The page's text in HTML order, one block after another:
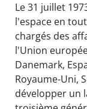
Le 31 juillet
l'espace en
chargés des
l'Union
Danemark,
Royaume-Uni,
développer un